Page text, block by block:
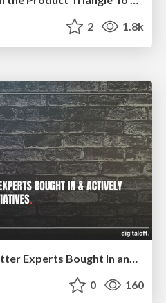
2 1.8k
How to Get Subject Matter Experts Bought In and Actively Contributing to SEO & PR Initiatives.
0 160